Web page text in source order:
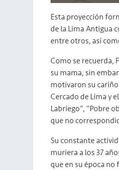
Esta proyección
de la Lima Antigua
entre otros, así
Como se recuerda,
su mama, sin
motivaron su
Cercado de Lima y
Labriego”, “Pobre
que no
Su constante
muriera a los 37
que en su época